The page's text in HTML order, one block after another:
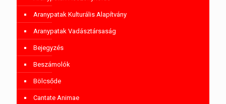
Aranypatak Kulturális Alapítvány
Aranypatak Vadásztársaság
Bejegyzés
Beszámolók
Bölcsőde
Cantate Animae